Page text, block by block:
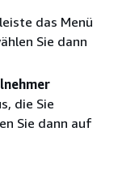
das Menü
Sie dann
die Sie
Sie dann auf